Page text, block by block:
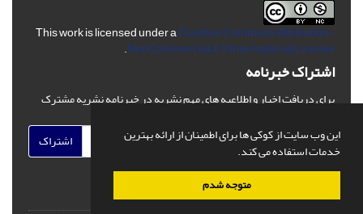
این وب سایت از کوکی ها برای اطمینان از ارائه بهترین
خدمات استفاده می کند.
متوجه شدم
This work is licensed under aCreative Commons Attribution-
NonCommercial 4.0 International License
.
اشتراک خبرنامه
برای دریافت اخبار و اطلاعیه های مهم نشریه در خبرنامه نشریه مشترک
اشتراک